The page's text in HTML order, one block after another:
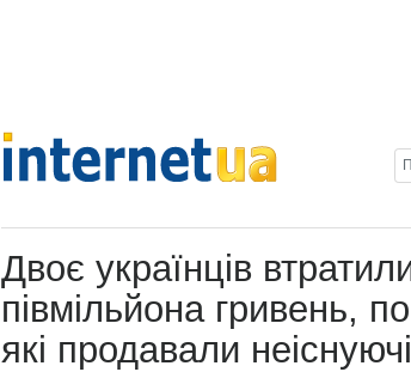
Двоє українців
півмільйона гривень,
які продавали